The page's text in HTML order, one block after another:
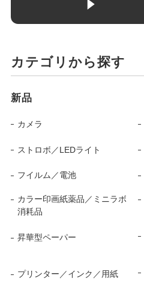
カテゴリから探す
新品
カメラ
ストロボ／LEDライト
フイルム／電池
カラー印画紙薬品／ミニラボ
消耗品
昇華型ペーパー
プリンター／インク／用紙